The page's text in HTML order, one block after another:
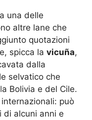
una delle
altre lane che
quotazioni
spicca la vicuña,
dalla
selvatico che
Bolivia e del Cile.
può
di alcuni anni e